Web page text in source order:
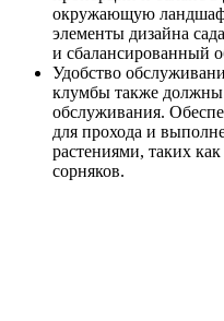
окружающую
элементы дизайна
и сбалансированный
Удобство
клумбы также должны
обслуживания.
для прохода и
растениями, таких
сорняков.